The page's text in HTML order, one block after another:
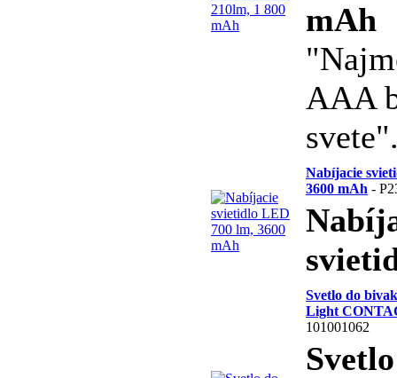
mAh
AAA
Nabíjacie
3600 mAh -
Svetlo do
Light
101001062